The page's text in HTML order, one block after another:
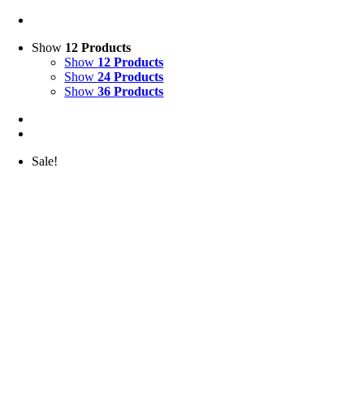
Show 12 Products
Show 12 Products
Show24 Products
Show36 Products
Sale!